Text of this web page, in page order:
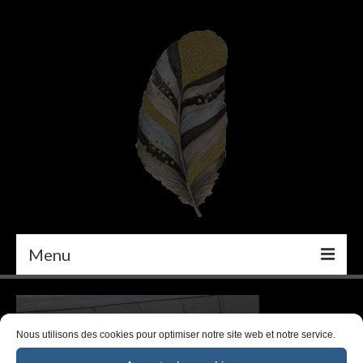
Nous utilisons des cookies pour optimiser notre site web et notre service.
Menu
PEINTURE
DÉCORATION INTÉRIEURE